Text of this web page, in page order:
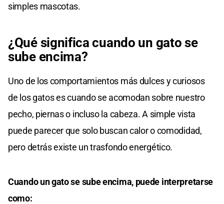
simples mascotas.
¿Qué significa cuando un gato se
sube encima?
Uno de los comportamientos más dulces y curiosos
de los gatos es cuando se acomodan sobre nuestro
pecho, piernas o incluso la cabeza. A simple vista
puede parecer que solo buscan calor o comodidad,
pero detrás existe un trasfondo energético.
Cuando un gato se sube encima, puede interpretarse
como: